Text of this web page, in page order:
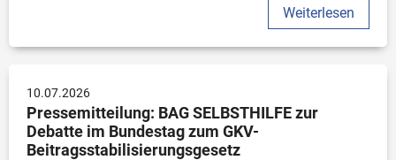
Weiterlesen
10.07.2026
Pressemitteilung: BAG SELBSTHILFE zur
Debatte im Bundestag zum GKV-
Beitragsstabilisierungsgesetz